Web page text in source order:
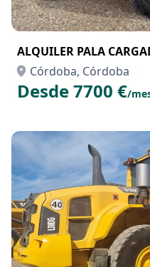
ALQUILER PALA
Córdoba, Córdoba
Desde 7700 €/